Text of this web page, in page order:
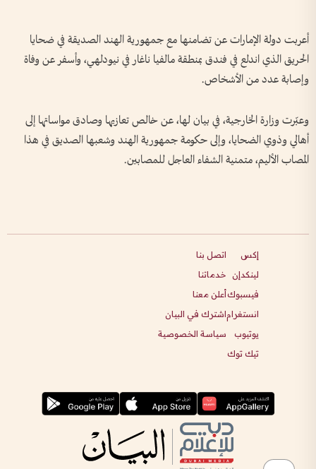
أعربت دولة الإمارات عن تضامنها مع جمهورية الهند الصديقة في ضحايا
الحريق الذي اندلع في فندق بمنطقة مالفيا ناغار في نيودلهي، وأسفر عن وفاة
وإصابة عدد من الأشخاص.
وعبّرت وزارة الخارجية، في بيان لها، عن خالص تعازيها وصادق مواساتها إلى
أهالي وذوي الضحايا، وإلى حكومة جمهورية الهند وشعبها الصديق في هذا
المصاب الأليم، متمنية الشفاء العاجل للمصابين.
إكس
لينكدإن
فيسبوك
انستغرام
يوتيوب
تيك توك
اتصل بنا
خدماتنا
أعلن معنا
اشترك في البيان
سياسة الخصوصية